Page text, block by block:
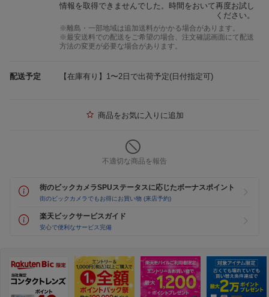
情報を取得できませんでした。時間をおいて再度お試し
ください。
※離島・一部地域は追加送料がかかる場合があります。
※最安送料での配送をご希望の場合、注文確認画面にて配送
方法の変更が必要な場合があります。
配送予定 【在庫有り】1〜2日で出荷予定(日付指定可)
商品をお気に入りに追加
不適切な商品を報告
街のビックカメラSPUステータスに応じたボーナスポイント
街のビックカメラでもお得にお買い物 (来店予約)
楽天ビックサービスガイド
安心で便利なサービス完備